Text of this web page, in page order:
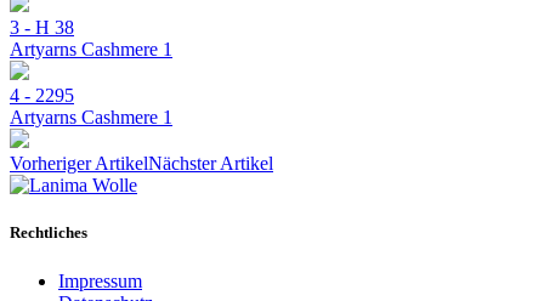
3 - H 38
Artyarns Cashmere 1
4 - 2295
Artyarns Cashmere 1
Vorheriger ArtikelNächster Artikel
Rechtliches
Impressum